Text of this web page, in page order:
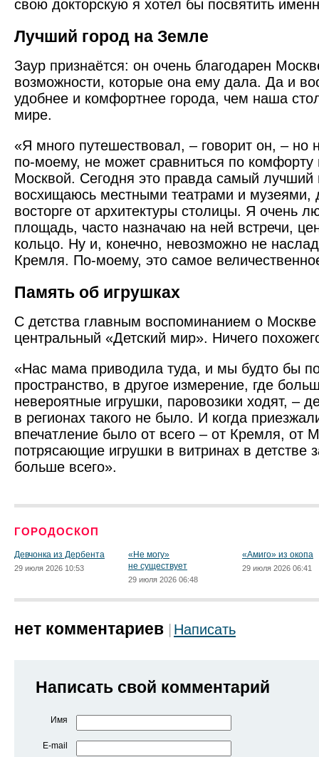
свою докторскую я хотел бы посвятить
Лучший город на Земле
Заур признаётся: он очень благодарен
возможности, которые она ему дала. Да и
удобнее и комфортнее города, чем наша
мире.
«Я много путешествовал, – говорит он, – но
по-моему, не может сравниться по комфорту
Москвой. Сегодня это правда самый
восхищаюсь местными театрами и музеями,
восторге от архитектуры столицы. Я очень
площадь, часто назначаю на ней встречи,
кольцо. Ну и, конечно, невозможно не
Кремля. По-моему, это самое
Память об игрушках
С детства главным воспоминанием о
центральный «Детский мир». Ничего
«Нас мама приводила туда, и мы будто бы
пространство, в другое измерение, где
невероятные игрушки, паровозики ходят, –
в регионах такого не было. И когда
впечатление было от всего – от Кремля, от
потрясающие игрушки в витринах в детстве
больше всего».
ГОРОДОСКОП
Девчонка из Дербента
29 июля 2026 10:53
«Не могу»
не существует
29 июля 2026 06:48
«Амиго» из окопа
29 июля 2026 06:41
нет комментариев Написать
Написать свой комментарий
Имя
E-mail